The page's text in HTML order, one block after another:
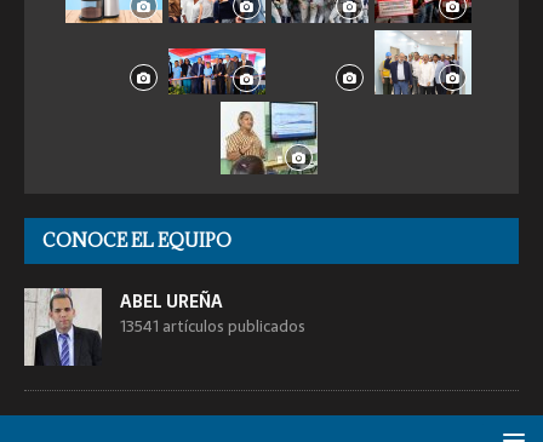
CONOCE EL EQUIPO
ABEL UREÑA
13541 artículos publicados